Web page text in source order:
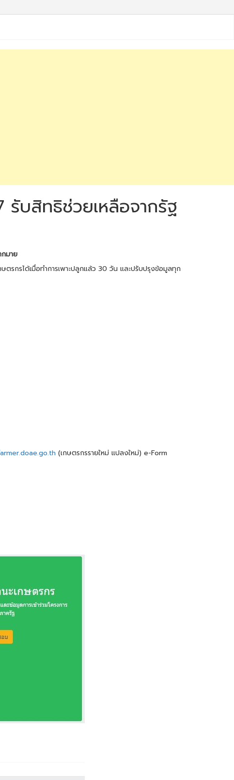
รับสิทธิช่วยเหลือจากรัฐ
มาย
ตรกรได้เมื่อทำการเพาะปลูกแล้ว 30 วัน และปรับปรุงข้อมูลทุก
(เกษตรกรรายใหม่ แปลงใหม่) e-Form